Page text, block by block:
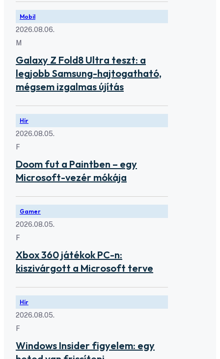
Mobil
2026.08.06.
M
Galaxy Z Fold8 Ultra teszt: a
legjobb Samsung-hajtogatható,
mégsem izgalmas újítás
Hír
2026.08.05.
F
Doom fut a Paintben – egy
Microsoft-vezér mókája
Gamer
2026.08.05.
F
Xbox 360 játékok PC-n:
kiszivárgott a Microsoft terve
Hír
2026.08.05.
F
Windows Insider figyelem: egy